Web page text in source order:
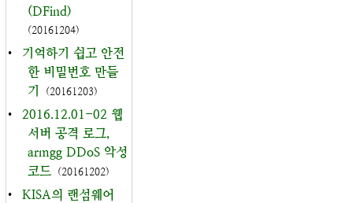
(DFind)
(20161204)
•
기억하기 쉽고 안전
한 비밀번호 만들
기
(20161203)
•
2016.12.01-02 웹
서버 공격 로그,
armgg DDoS 악성
코드 (20161202)
•
KISA의 랜섬웨어